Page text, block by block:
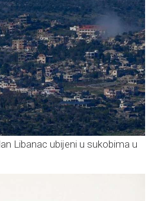
Libanac ubijeni u sukobima u